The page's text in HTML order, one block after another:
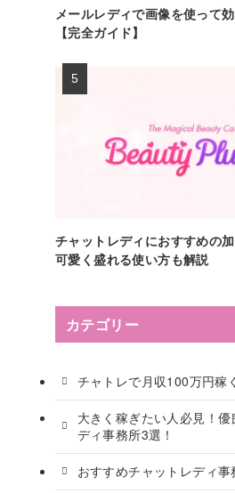
メールレディで画像を使って
【完全ガイド】
チャットレディにおすすめの
可愛く盛れる使い方も解説
カテゴリー
チャトレで月収100万円稼
大きく稼ぎたい人必見！優
ディ事務所3選！
おすすめチャットレディ事